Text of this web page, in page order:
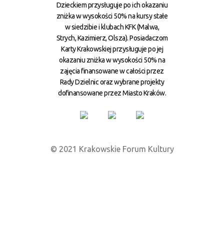
Dzieckiem przysługuje po ich okazaniu
zniżka w wysokości 50% na kursy stałe
w siedzibie i klubach KFK (Malwa,
Strych, Kazimierz, Olsza). Posiadaczom
Karty Krakowskiej przysługuje po jej
okazaniu zniżka w wysokości 50% na
zajęcia finansowane w całości przez
Rady Dzielnic oraz wybrane projekty
dofinansowane przez Miasto Kraków.
© 2021 Krakowskie Forum Kultury